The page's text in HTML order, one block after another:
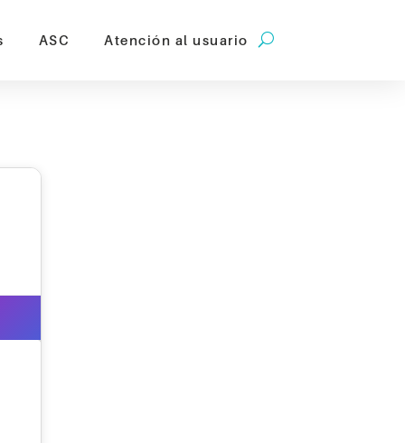
ASC Atención al usuario